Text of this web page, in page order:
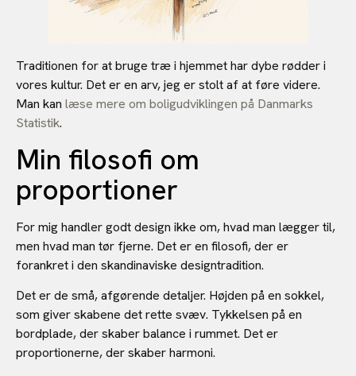
Traditionen for at bruge træ i hjemmet har dybe rødder i
vores kultur. Det er en arv, jeg er stolt af at føre videre.
Man kan læse mere om boligudviklingen på Danmarks
Statistik.
Min filosofi om
proportioner
For mig handler godt design ikke om, hvad man lægger til,
men hvad man tør fjerne. Det er en filosofi, der er
forankret i den skandinaviske designtradition.
Det er de små, afgørende detaljer. Højden på en sokkel,
som giver skabene det rette svæv. Tykkelsen på en
bordplade, der skaber balance i rummet. Det er
proportionerne, der skaber harmoni.